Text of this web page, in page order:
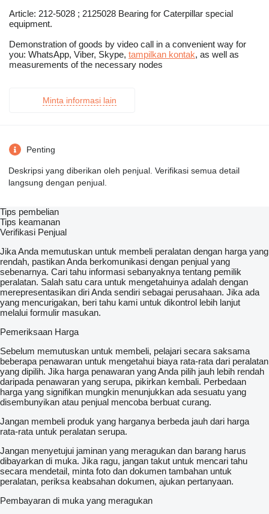
Article: 212-5028 ; 2125028 Bearing for Caterpillar special
equipment.
Demonstration of goods by video call in a convenient way for
you: WhatsApp, Viber, Skype, tampilkan kontak, as well as
measurements of the necessary nodes
Minta informasi lain
Penting
Deskripsi yang diberikan oleh penjual. Verifikasi semua detail
langsung dengan penjual.
Tips pembelian
Tips keamanan
Verifikasi Penjual
Jika Anda memutuskan untuk membeli peralatan dengan harga yang
rendah, pastikan Anda berkomunikasi dengan penjual yang
sebenarnya. Cari tahu informasi sebanyaknya tentang pemilik
peralatan. Salah satu cara untuk mengetahuinya adalah dengan
merepresentasikan diri Anda sendiri sebagai perusahaan. Jika ada
yang mencurigakan, beri tahu kami untuk dikontrol lebih lanjut
melalui formulir masukan.
Pemeriksaan Harga
Sebelum memutuskan untuk membeli, pelajari secara saksama
beberapa penawaran untuk mengetahui biaya rata-rata dari peralatan
yang dipilih. Jika harga penawaran yang Anda pilih jauh lebih rendah
daripada penawaran yang serupa, pikirkan kembali. Perbedaan
harga yang signifikan mungkin menunjukkan ada sesuatu yang
disembunyikan atau penjual mencoba berbuat curang.
Jangan membeli produk yang harganya berbeda jauh dari harga
rata-rata untuk peralatan serupa.
Jangan menyetujui jaminan yang meragukan dan barang harus
dibayarkan di muka. Jika ragu, jangan takut untuk mencari tahu
secara mendetail, minta foto dan dokumen tambahan untuk
peralatan, periksa keabsahan dokumen, ajukan pertanyaan.
Pembayaran di muka yang meragukan